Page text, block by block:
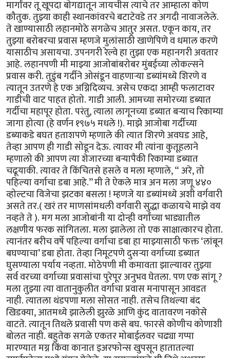
मार्गांवर तू खूपदा बोगद्यातून जायचीस त्याचे तर आम्हाला कोण
कौतुक. तुझ्या काही स्थानकांवरचे बटाटेवडे तर अगदी नावाजलेले.
ते खाण्यासाठी लहानमोठे सगळेच आतुर असत. एकून काय, तर
तुझ्या बरोबरचा प्रवास म्हणजे मुलांसाठी खाणेपिणे व धमाल करणे
यासाठीच असायचा. उपनगरी रेल्वे हा तुझा एक महानगरी अवतार
आहे. लहानपणी मी माझ्या आजोबांबरोबर मुंबईच्या लोकल्सने
प्रवास करी. तुडुंब गर्दीने ओसंडून वाहणाऱ्या डब्यांमध्ये शिरणे व
त्यातून उतरणे हे एक अग्निदिव्यच. असेच एकदा आम्ही फलाटावर
गाडीची वाट पाहत होतो. गाडी आली. आमच्या समोरच्या डब्यात
गर्दीचा महापूर होता. परंतु, त्याला लागूनच्या डब्यात बऱ्याच रिकाम्या
जागा होत्या (हे वर्णन १९७५ मधले !). माझे आजोबा गर्दीच्या
डब्याकडे बघत हताशपणे म्हणाले की त्यात शिरणे अवघड आहे,
तेव्हा आपण ही गाडी सोडून देऊ. त्यावर मी त्यांना कुतूहलाने
म्हणालो की आपण त्या शेजारच्या बऱ्यापैकी रिकाम्या डब्यात
चढूयाकी. त्यावर ते किंचितसे हसले व मला म्हणाले, “ अरे, तो
पहिल्या वर्गाचा डबा आहे.’’ मी ते ऐकले मात्र अन मला जणू ४४०
व्होल्टचा विजेचा झटका बसला ! म्हणजे या डब्यांमध्ये अशी वर्गवारी
असते तर.( खरं तर माणसांमधली वर्गवारी सुद्धा कळायचे माझे वय
नव्हते ते ). मग मला आजोबांनी या दोन्ही वर्गांच्या भाड्यातील
लक्षणीय फरक सांगितला. मला झालेला तो एक साक्षात्कारच होता.
त्यानंतर बरीच वर्षे पहिल्या वर्गाचा डबा हा माझ्यासाठी फक्त ‘लांबून
बघण्याचा’ डबा होता. तेव्हा निमूटपणे दुसऱ्या वर्गाच्या डब्यात
घुसण्याला पर्याय नव्हता. मोठेपणी मी कमावता झाल्यावर तुझ्या
सर्व वरच्या वर्गाच्या प्रवासांचा पुरेपूर अनुभव घेतला. पण एक सांगू ?
मला तुझ्या त्या वातानुकुलीत वर्गाचा प्रवास मनापासून आवडत
नाही. त्यातला थंडपणा मला सोसत नाही. तसेच तिथल्या बंद
खिडक्या, आतमध्ये झालेली झुरळे आणि कुंद वातावरण नकोसे
वाटते. त्यातून तिथले प्रवासी पण कसे बघ. फारसे कोणीच कोणाशी
बोलत नाही. बहुतेक सगळे एकतर मोबाईलवर चढ्या गप्पा
मारण्यात मग्न किंवा कानात इअरफोन्स खुपसून हातातल्या